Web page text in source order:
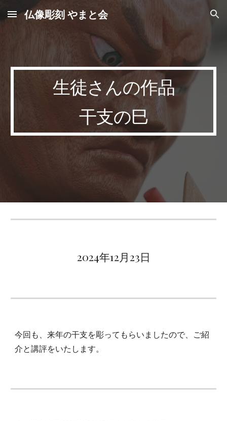
Skip to main content Skip to navigation
仏像彫刻 やまと会
生徒さんの作品
干支の巳
2024年12月23日
今回も、来年の干支を彫ってもらいましたので、ご紹
介と講評をいたします。